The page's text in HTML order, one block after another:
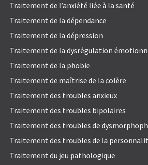
Traitement de l’anxiété liée à la santé
Traitement de la dépendance
Traitement de la dépression
Traitement de la dysrégulation
Traitement de la phobie
Traitement de maîtrise de la colère
Traitement des troubles anxieux
Traitement des troubles bipolaires
Traitement des troubles de
Traitement des troubles de la
Traitement du jeu pathologique